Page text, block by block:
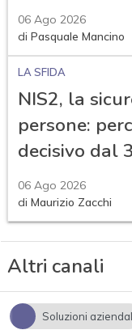
06 Ago 2026
diPasquale Mancino
LA SFIDA
NIS2, la
persone:
decisivo dal
06 Ago 2026
diMaurizio Zacchi
Altri canali
Soluzioni